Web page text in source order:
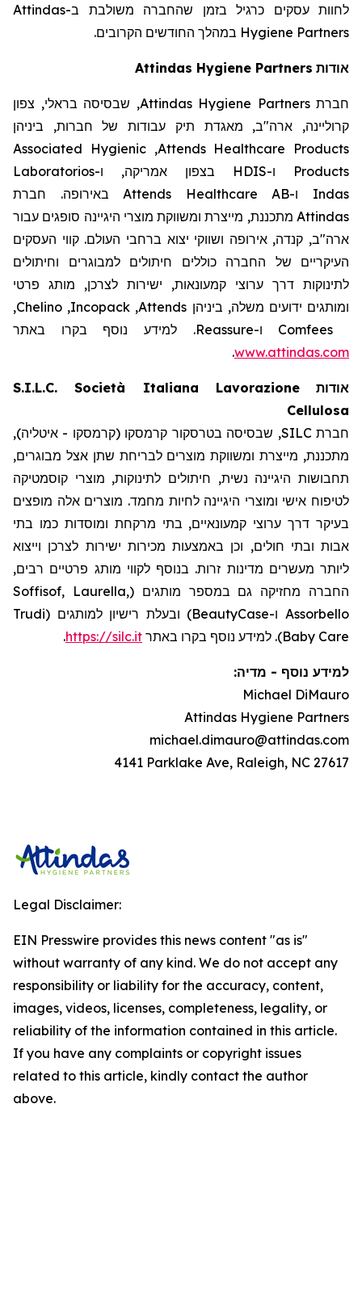
לחוות עסקים כרגיל בזמן שהחברה משולבת ב-Attindas
Hygiene Partners במהלך החודשים הקרובים.
אודות Attindas Hygiene Partners
חברתAttindas Hygiene Partners, שבסיסה בראלי, צפון
קרוליינה, ארה"ב, מאגדת תיק עבודות של חברות, ביניהן
Attends Healthcare Products
,
Associated Hygienic
Products
ו-HDIS בצפון אמריקה, ו-Laboratorios
Indas ו-Attends Healthcare ABבאירופה. חברת
Attindas מתכננת, מייצרת ומשווקת מוצרי היגיינה סופגים עבור
ארה"ב, קנדה, אירופה ושווקי יצוא ברחבי העולם. קווי העסקים
העיקריים של החברה כוללים חיתולים למבוגרים וחיתולים
לתינוקות דרך ערוצי קמעונאות, ישירות לצרכן, מותג פרטי
ומותגים ידועים משלה, ביניהן Attends
,
Incopack
,
Chelino
,
Comfees
ו-Reassure. למידע נוסף בקרו באתר
www.attindas.com
.
אודות
S.I.L.C. Società Italiana Lavorazione
Cellulosa
חברת SILC, שבסיסה בטרסקור קרמסקו (קרמסקו - איטליה),
מתכננת, מייצרת ומשווקת מוצרים לבריחת שתן אצל מבוגרים,
תחבושות היגיינה נשית, חיתולים לתינוקות, מוצרי קוסמטיקה
לטיפוח אישי ומוצרי היגיינה לחיות מחמד. מוצרים אלה מופצים
בעיקר דרך ערוצי קמעונאיים, בתי מרקחת ומוסדות כמו בתי
אבות ובתי חולים, וכן באמצעות מכירות ישירות לצרכן וייצוא
ליותר מעשרים מדינות זרות. בנוסף לקווי מותג פרטיים רבים,
החברה מחזיקה גם במספר מותגים (Soffisof, Laurella,
Assorbello ו-BeautyCase) ובעלת רישיון למותגים (Trudi
Baby Care). למידע נוסף בקרו באתר
https://silc.it
.
למידע נוסף - מדיה:
Michael DiMauro
Attindas Hygiene Partners
michael.dimauro@attindas.com
4141 Parklake Ave, Raleigh, NC 27617
Legal Disclaimer:
EIN Presswire provides this news content "as is"
without warranty of any kind. We do not accept any
responsibility or liability for the accuracy, content,
images, videos, licenses, completeness, legality, or
reliability of the information contained in this article.
If you have any complaints or copyright issues
related to this article, kindly contact the author
above.